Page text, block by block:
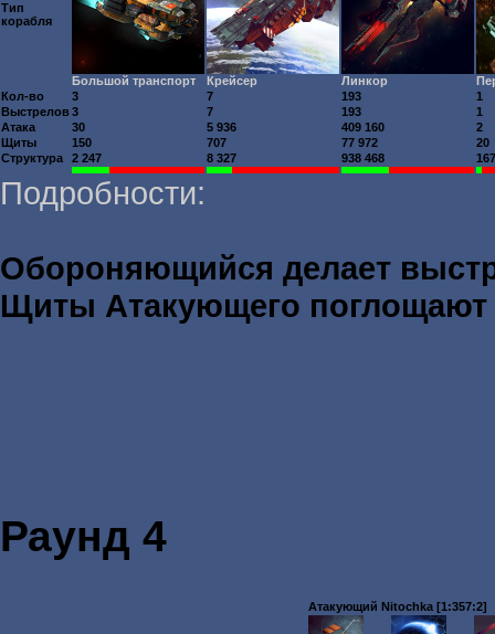
Тип
корабля
Большой транспорт Крейсер Линкор
Кол-во
3 7 193
1
Выстрелов3 7 193
1
Атака
30 5 936 409 160
2
Щиты
150 707 77 972
20
Структура
2 247 8 327 938 468 167
Подробности:
Обороняющийся делает
Щиты Атакующего поглощают
Раунд 4
Атакующий Nitochka [1:357:2]